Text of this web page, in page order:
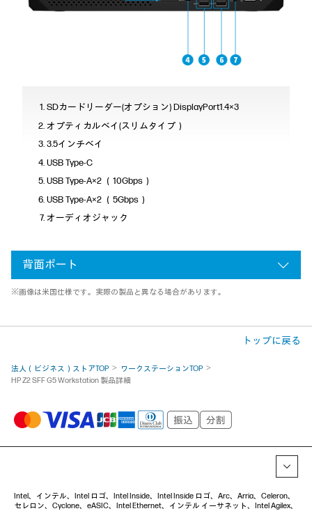
SDカードリーダー(オプション) DisplayPort1.4×3
オプティカルベイ(スリムタイプ）
3.5インチベイ
USB Type-C
USB Type-A×2 （10Gbps）
USB Type-A×2 （5Gbps）
オーディオジャック
背面ポート
※画像は米国仕様です。実際の製品と異なる場合があります。
トップに戻る
法人（ビジネス）ストアTOP
ワークステーションTOP
HP Z2 SFF G5 Workstation 製品詳細
Intel、インテル、Intel ロゴ、Intel Inside、Intel Inside ロゴ、Arc、Arria、Celeron、
セレロン、Cyclone、eASIC、Intel Ethernet、インテル イーサネット、Intel Agilex、